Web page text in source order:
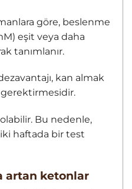
göre, beslenme
eşit veya daha
tanımlanır.
kan almak
gerektirmesidir.
Bu nedenle,
haftada bir test
artan ketonlar